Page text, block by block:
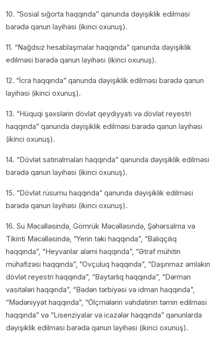
10. “Sosial sığorta haqqında” qanunda dəyişiklik edilməsi
barədə qanun layihəsi (ikinci oxunuş).
11. “Nağdsız hesablaşmalar haqqında” qanunda dəyişiklik
edilməsi barədə qanun layihəsi (ikinci oxunuş).
12. “İcra haqqında” qanunda dəyişiklik edilməsi barədə qanun
layihəsi (ikinci oxunuş).
13. “Hüquqi şəxslərin dövlət qeydiyyatı və dövlət reyestri
haqqında” qanunda dəyişiklik edilməsi barədə qanun layihəsi
(ikinci oxunuş).
14. “Dövlət satınalmaları haqqında” qanunda dəyişiklik edilməsi
barədə qanun layihəsi (ikinci oxunuş).
15. “Dövlət rüsumu haqqında” qanunda dəyişiklik edilməsi
barədə qanun layihəsi (ikinci oxunuş).
16. Su Məcəlləsində, Gömrük Məcəlləsində, Şəhərsalma və
Tikinti Məcəlləsində, “Yerin təki haqqında”, “Balıqçılıq
haqqında”, “Heyvanlar aləmi haqqında”, “Ətraf mühitin
mühafizəsi haqqında”, “Ovçuluq haqqında”, “Daşınmaz əmlakın
dövlət reyestri haqqında”, “Baytarlıq haqqında”, “Dərman
vasitələri haqqında”, “Bədən tərbiyəsi və idman haqqında”,
“Mədəniyyət haqqında”, “Ölçmələrin vəhdətinin təmin edilməsi
haqqında” və “Lisenziyalar və icazələr haqqında” qanunlarda
dəyişiklik edilməsi barədə qanun layihəsi (ikinci oxunuş).